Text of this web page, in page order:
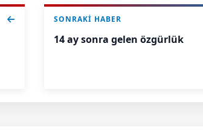
SONRAKI HABER
14 ay sonra gelen özgürlük